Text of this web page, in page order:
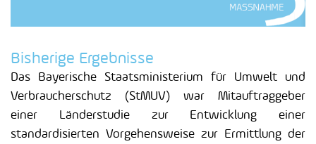
Bisherige Ergebnisse
Das Bayerische Staatsministerium für Umwelt und
Verbraucherschutz (StMUV) war Mitauftraggeber
einer Länderstudie zur Entwicklung einer
standardisierten Vorgehensweise zur Ermittlung der